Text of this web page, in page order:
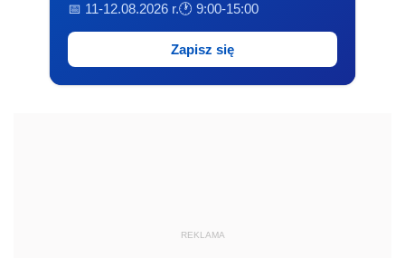
📅 11-12.08.2026 r.🕐 9:00-15:00
Zapisz się
REKLAMA